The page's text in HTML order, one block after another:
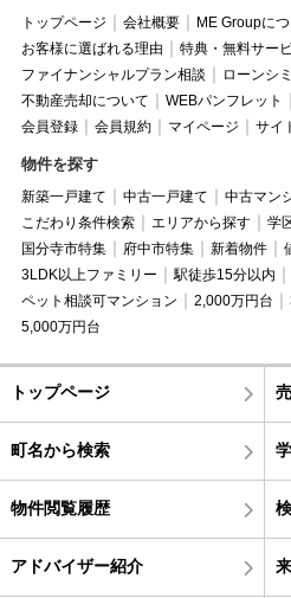
トップページ 会社概要 ME Groupに
お客様に選ばれる理由
特典・無料サー
ファイナンシャルプラン相談
ローンシ
不動産売却について
WEBパンフレット
会員登録
会員規約 マイページ サイ
物件を探す
新築一戸建て 中古一戸建て 中古マン
こだわり条件検索
エリアから探す 学
国分寺市特集
府中市特集 新着物件
3LDK以上ファミリー
駅徒歩15分以内
ペット相談可マンション
2,000万円台
5,000万円台
トップページ
町名から検索
物件閲覧履歴
アドバイザー紹介